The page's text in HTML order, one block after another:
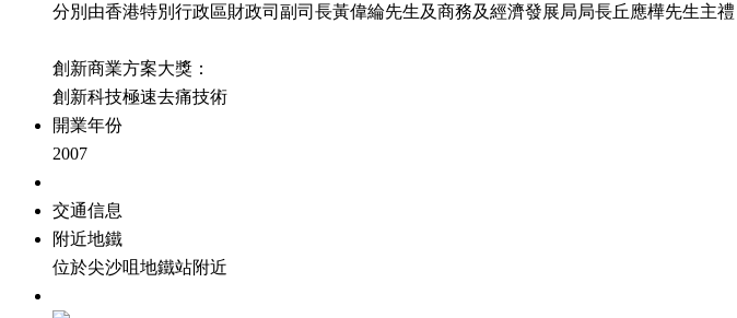
分別由香港特別行政區財政司副司長黃偉綸先生及商務及經濟發展局局長丘應樺先生主禮
創新商業方案大獎：
創新科技極速去痛技術
開業年份
2007
交通信息
附近地鐵
位於尖沙咀地鐵站附近